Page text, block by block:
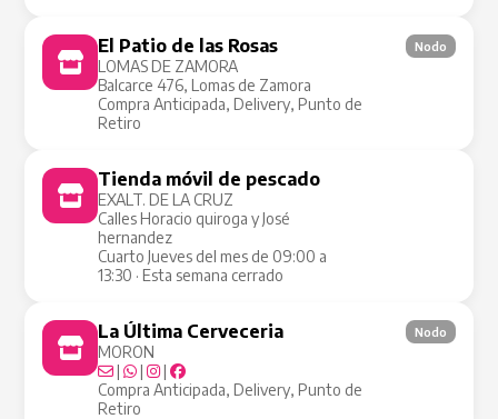
El Patio de las Rosas
LOMAS DE ZAMORA
Balcarce 476, Lomas de Zamora
Compra Anticipada, Delivery, Punto de
Retiro
Nodo
Tienda móvil de pescado
EXALT. DE LA CRUZ
Calles Horacio quiroga y José
hernandez
Cuarto Jueves del mes de 09:00 a
13:30 · Esta semana cerrado
La Última Cerveceria
MORON
|
|
|
Compra Anticipada, Delivery, Punto de
Retiro
Nodo